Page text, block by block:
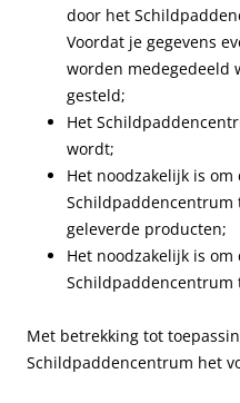
door het
Voordat je gegevens
worden medegedeeld
gesteld;
Het
wordt;
Het noodzakelijk is
Schildpaddencentrum
geleverde producten;
Het noodzakelijk is
Schildpaddencentrum
Met betrekking tot
Schildpaddencentrum het